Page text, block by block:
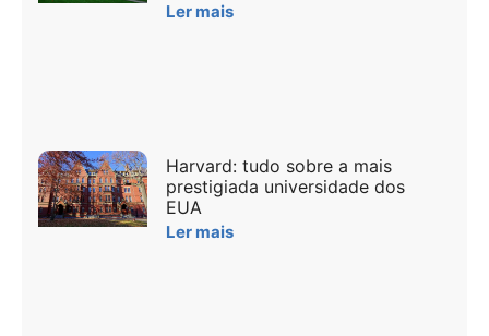
Ler mais
Harvard: tudo sobre a mais
prestigiada universidade dos
EUA
Ler mais